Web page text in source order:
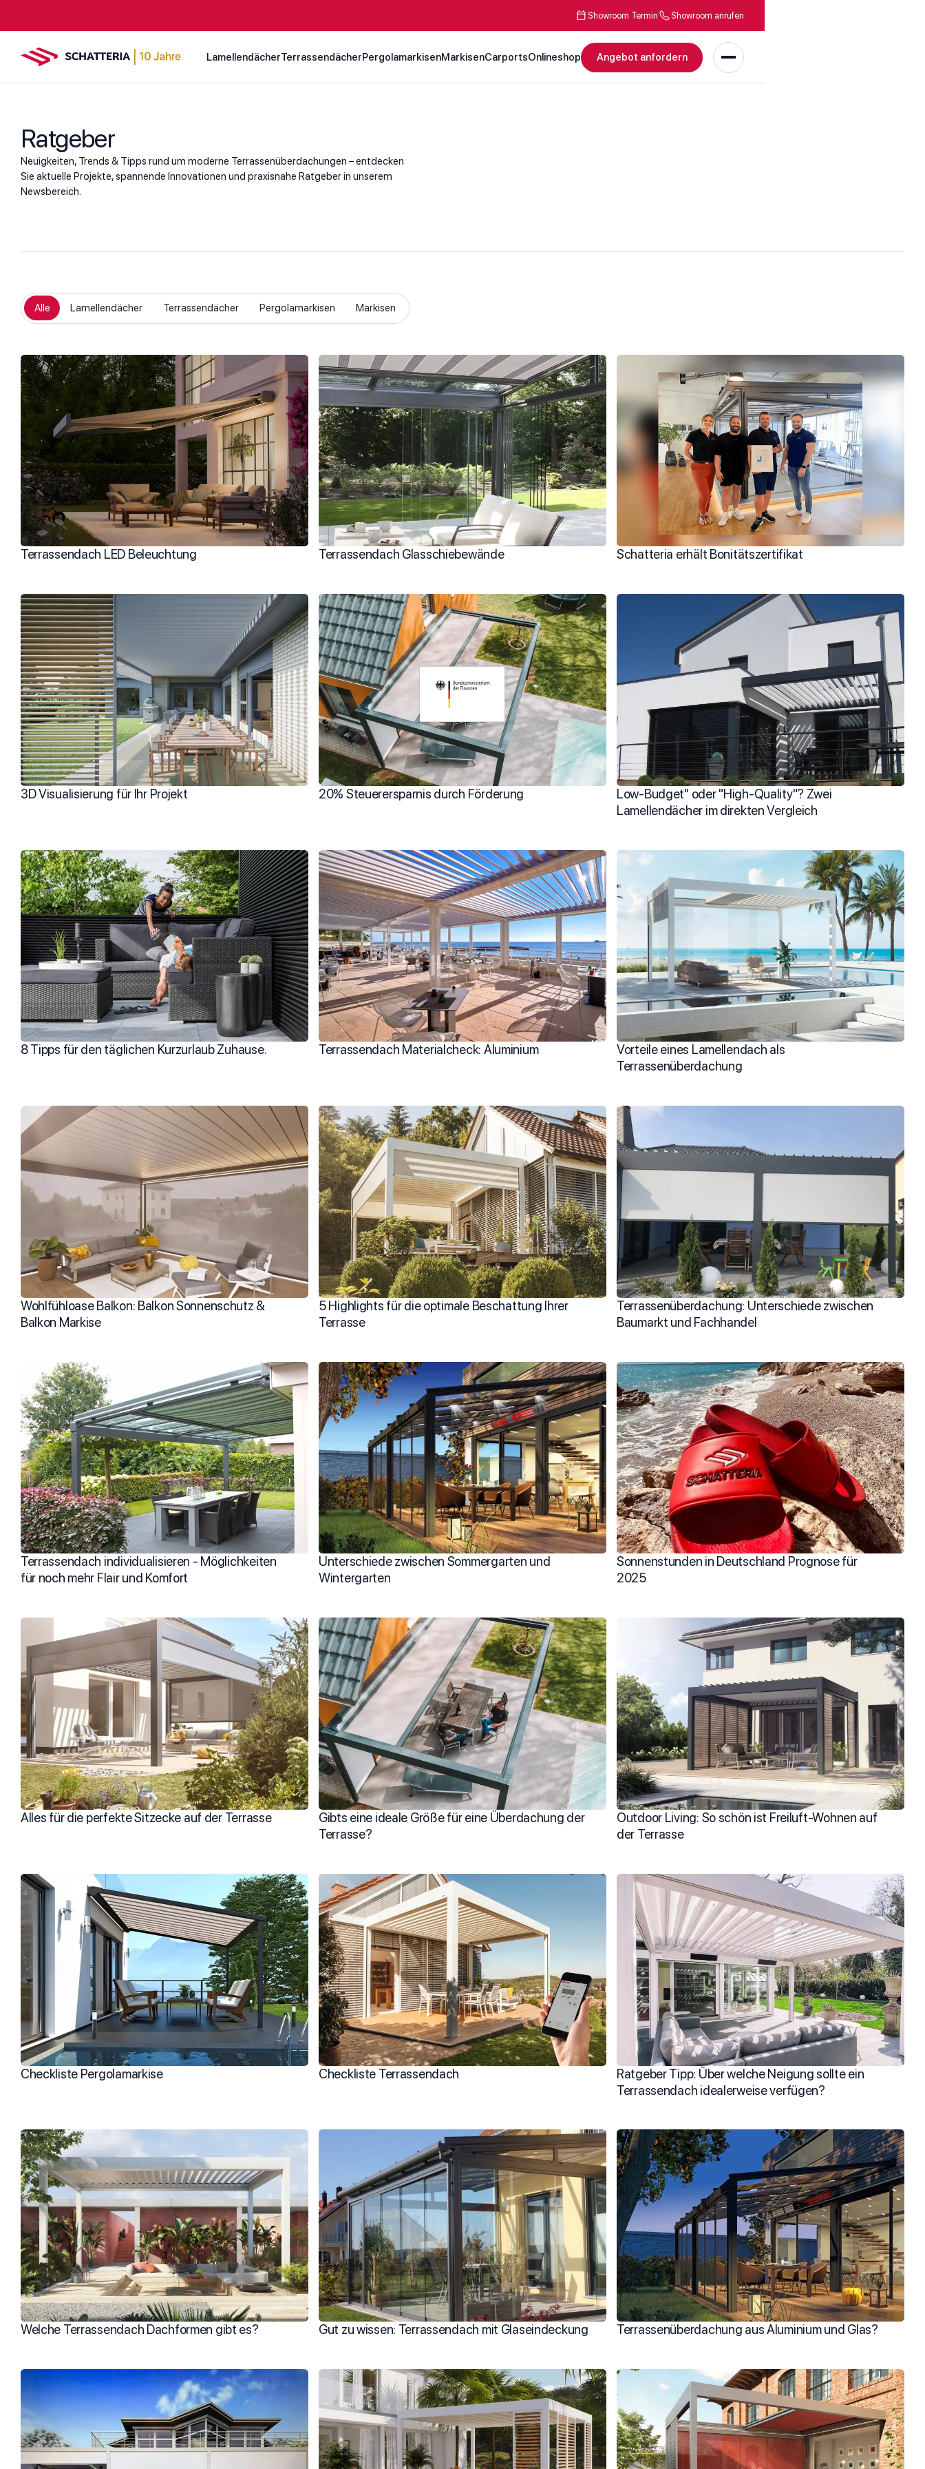
Showroom Termin Showroom anrufen
LamellendächerTerrassendächerPergolamarkisenMarkisenCarportsOnlineshop Angebot anfordern
Ratgeber
Neuigkeiten, Trends & Tipps rund um moderne Terrassenüberdachungen – entdecken
Sie aktuelle Projekte, spannende Innovationen und praxisnahe Ratgeber in unserem
Newsbereich.
Alle Lamellendächer Terrassendächer Pergolamarkisen Markisen
Terrassendach LED Beleuchtung Terrassendach Glasschiebewände Schatteria erhält Bonitätszertifikat
3D Visualisierung für Ihr Projekt 20% Steuerersparnis durch Förderung
Low-Budget" oder "High-Quality"? Zwei
Lamellendächer im direkten Vergleich
8 Tipps für den täglichen Kurzurlaub Zuhause. Terrassendach Materialcheck: Aluminium
Vorteile eines Lamellendach als
Terrassenüberdachung
Wohlfühloase Balkon: Balkon Sonnenschutz &
Balkon Markise
5 Highlights für die optimale Beschattung Ihrer
Terrasse
Terrassenüberdachung: Unterschiede zwischen
Baumarkt und Fachhandel
Terrassendach individualisieren - Möglichkeiten
für noch mehr Flair und Komfort
Unterschiede zwischen Sommergarten und
Wintergarten
Sonnenstunden in Deutschland Prognose für
2025
Alles für die perfekte Sitzecke auf der Terrasse
Gibts eine ideale Größe für eine Überdachung der
Terrasse?
Outdoor Living: So schön ist Freiluft-Wohnen auf
der Terrasse
Checkliste Pergolamarkise Checkliste Terrassendach
Ratgeber Tipp: Über welche Neigung sollte ein
Terrassendach idealerweise verfügen?
Welche Terrassendach Dachformen gibt es? Gut zu wissen: Terrassendach mit Glaseindeckung Terrassenüberdachung aus Aluminium und Glas?